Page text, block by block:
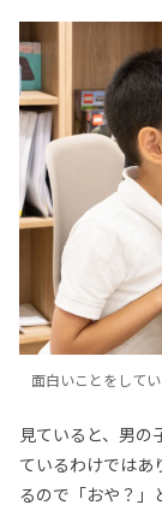
面白いことをして
見ていると、男の
ているわけではあ
るので「おや？」